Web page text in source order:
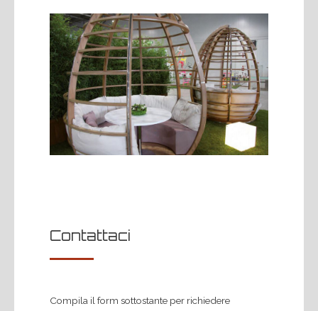
Contattaci
Compila il form sottostante per richiedere